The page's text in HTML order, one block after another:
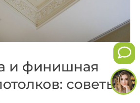
и финишная
советы